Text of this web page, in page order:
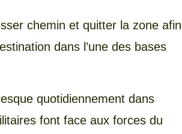
chemin et quitter la zone afin
dans l’une des bases
quotidiennement dans
font face aux forces du